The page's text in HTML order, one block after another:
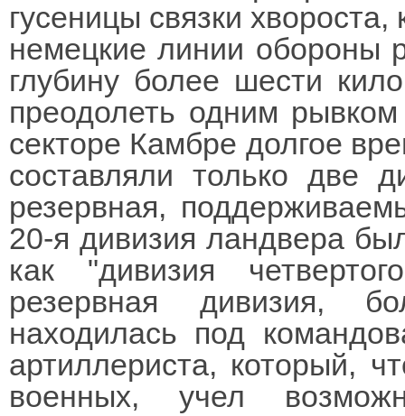
гусеницы связки
немецкие линии обороны
глубину более шести
преодолеть одним
секторе Камбре долгое
составляли только две
резервная,
20-я дивизия ландвера
как "дивизия
резервная дивизия,
находилась под
артиллериста, который,
военных, учел